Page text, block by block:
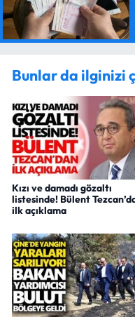
Bunlar da ilginizi
Kızı ve damadı gözaltı
listesinde! Bülent
ilk açıklama